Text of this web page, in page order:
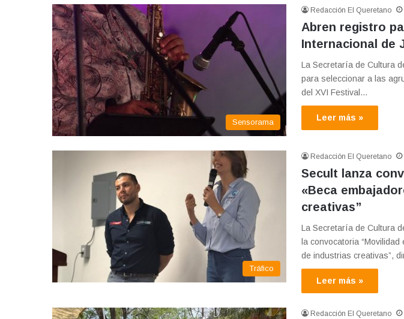
Sensorama
Redacción El Queretano
Abren registro
Internacional de
La Secretaría de Cultura
para seleccionar a las
del XVI Festival…
Leer más »
Tráfico
Redacción El Queretano
Secult lanza
«Beca
creativas”
La Secretaría de Cultura
la convocatoria
de industrias creativas”,
Leer más »
Redacción El Queretano